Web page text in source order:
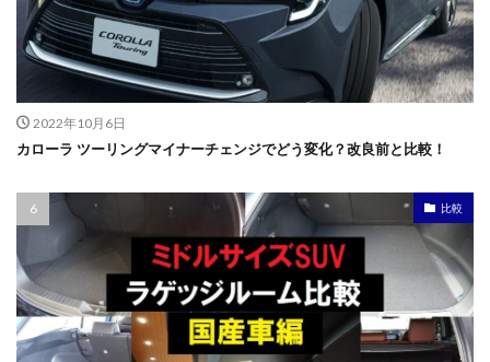
2022年10月6日
カローラ ツーリングマイナーチェンジでどう変化？改良前と比較！
比較